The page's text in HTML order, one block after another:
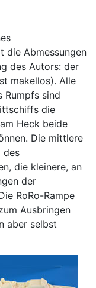
die Abmessungen
des Autors: der
makellos). Alle
Rumpfs sind
die
Heck beide
Die mittlere
des
die kleinere, an
der
RoRo-Rampe
Ausbringen
aber selbst